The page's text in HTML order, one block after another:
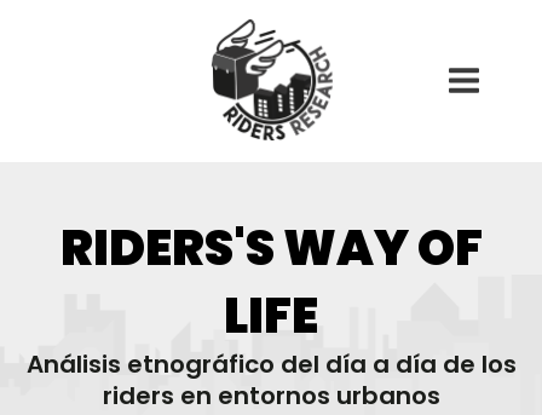
Menu
RIDERS'S WAY OF
LIFE
Análisis etnográfico del día a día de los
riders en entornos urbanos